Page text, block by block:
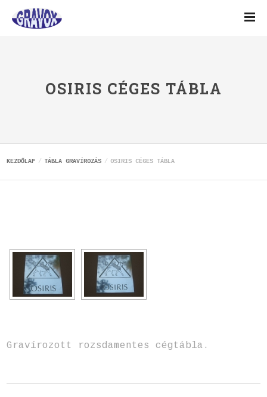
OSIRIS CÉGES TÁBLA
KEZDŐLAP TÁBLA GRAVÍROZÁS OSIRIS CÉGES TÁBLA
Gravírozott rozsdamentes cégtábla.